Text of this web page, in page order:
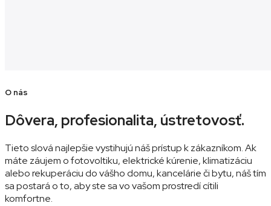
O nás
Dôvera, profesionalita, ústretovosť.
Tieto slová najlepšie vystihujú náš prístup k zákazníkom. Ak
máte záujem o fotovoltiku, elektrické kúrenie, klimatizáciu
alebo rekuperáciu do vášho domu, kancelárie či bytu, náš tím
sa postará o to, aby ste sa vo vašom prostredí cítili
komfortne.